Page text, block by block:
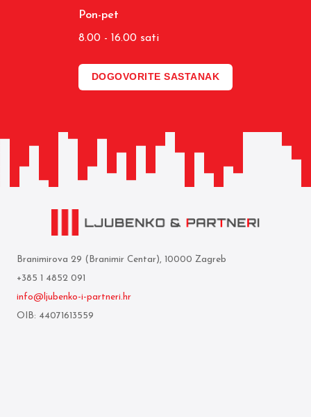
Pon-pet
8.00 - 16.00 sati
DOGOVORITE SASTANAK
Branimirova 29 (Branimir Centar), 10000 Zagreb
+385 1 4852 091
info@ljubenko-i-partneri.hr
OIB: 44071613559